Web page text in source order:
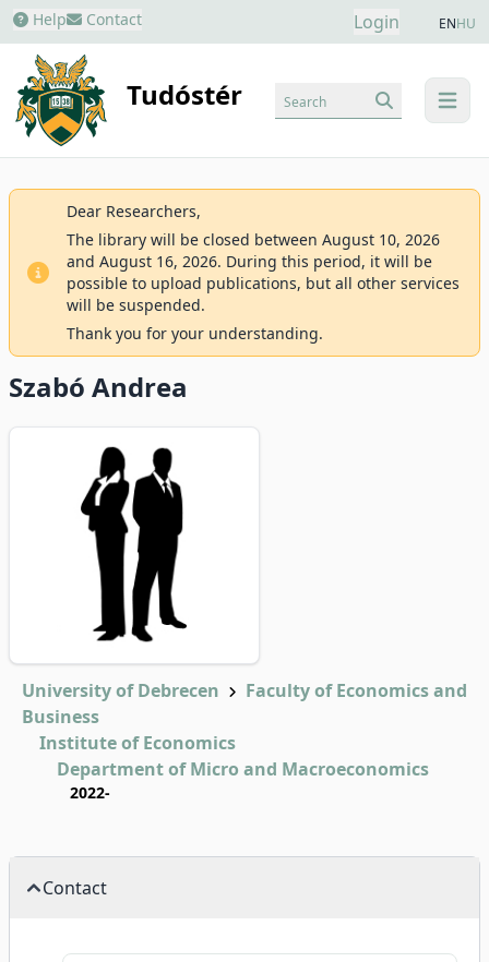
Help Contact Login ENHU
Tudóstér menu
Search
Dear Researchers,
The library will be closed between August 10, 2026
and August 16, 2026. During this period, it will be
possible to upload publications, but all other services
will be suspended.
Thank you for your understanding.
Szabó Andrea
University of Debrecen
Faculty of Economics and
Business
Institute of Economics
Department of Micro and Macroeconomics
2022-
Contact